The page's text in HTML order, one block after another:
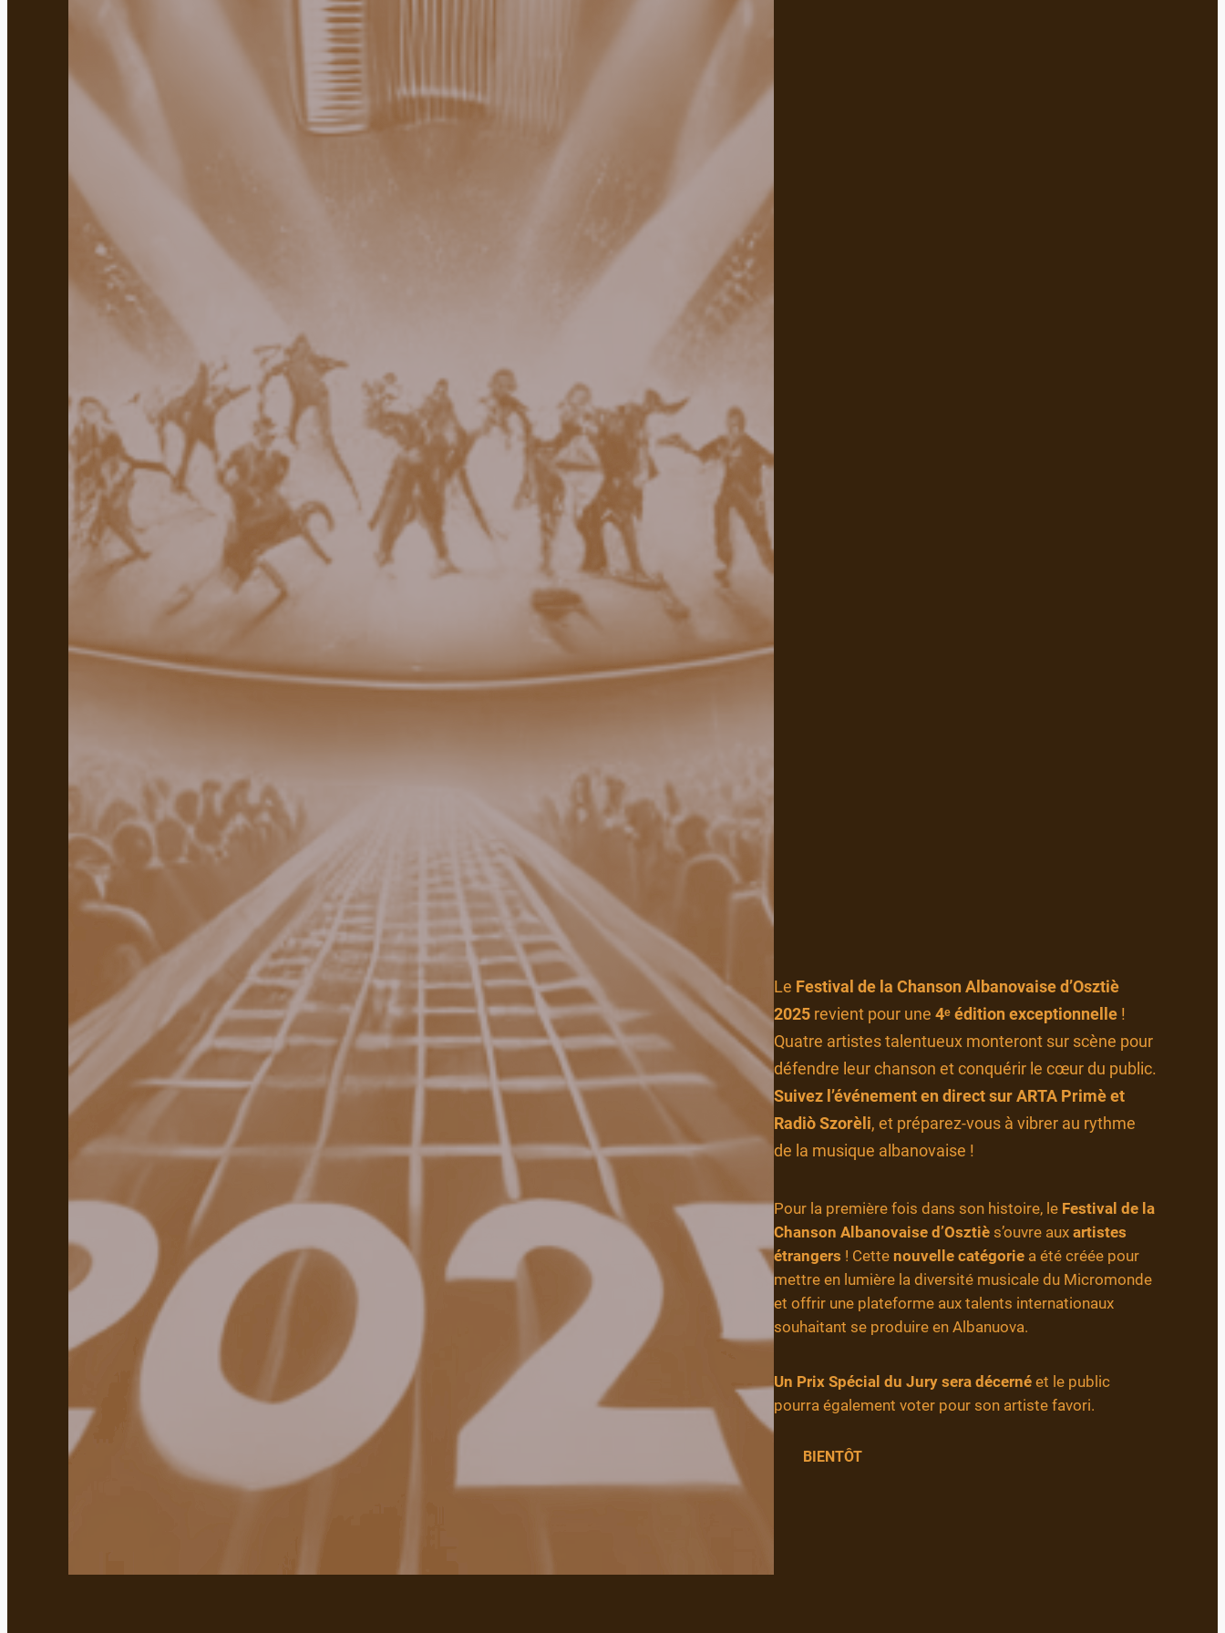
Le Festival de la Chanson Albanovaise d’Osztiè
2025revient pour une 4ᵉ édition exceptionnelle!
Quatre artistes talentueux monteront sur scène pour
défendre leur chanson et conquérir le cœur du public.
Suivez l’événement en direct sur ARTA Primè et
Radiò Szorèli, et préparez-vous à vibrer au rythme
de la musique albanovaise !
Pour la première fois dans son histoire, le Festival de la
Chanson Albanovaise d’Osztiès’ouvre aux artistes
étrangers ! Cette nouvelle catégoriea été créée pour
mettre en lumière la diversité musicale du Micromonde
et offrir une plateforme aux talents internationaux
souhaitant se produire en Albanuova.
Un Prix Spécial du Jury sera décernéet le public
pourra également voter pour son artiste favori.
BIENTÔT